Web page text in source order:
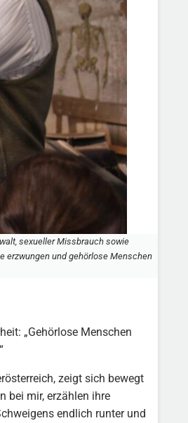
sexueller Missbrauch sowie
erzwungen und gehörlose Menschen
„Gehörlose Menschen
zeigt sich bewegt
bei mir, erzählen ihre
endlich runter und